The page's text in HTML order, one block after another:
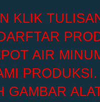
KLIK
AIR
GAMBAR